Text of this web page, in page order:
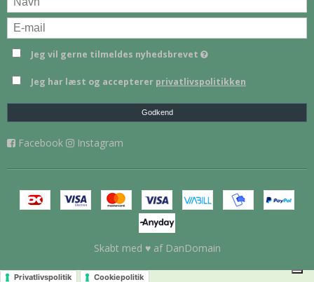
Jeg vil gerne tilmeldes nyhedsbrevet
Jeg har læst og accepterer privatlivspolitikken
Godkend
Facebook Instagram
Skabt med ♥ af DanDomain
Privatlivspolitik Cookiepolitik